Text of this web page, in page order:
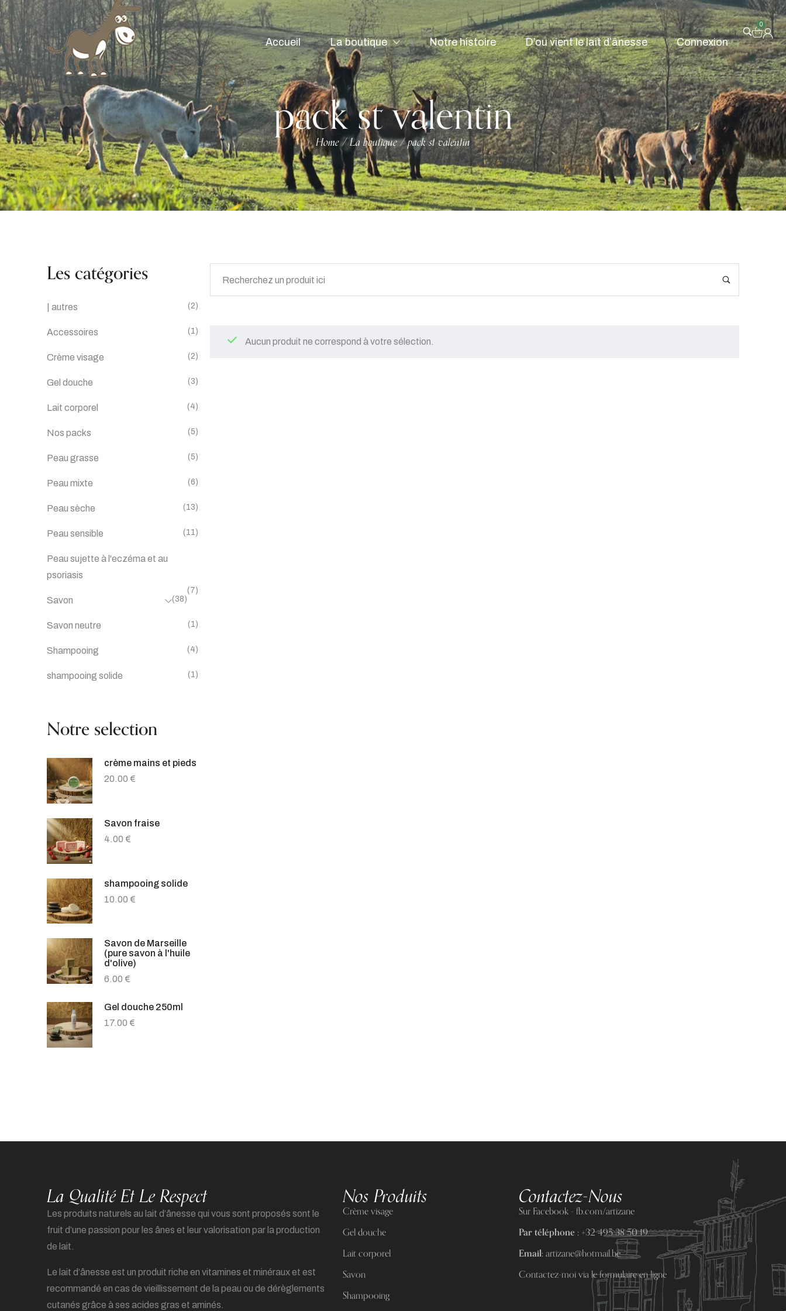
Accueil La boutique Notre histoire D’ou vient le lait d’ânesse Connexion
0
pack st valentin
Home/La boutique/pack st valentin
Les catégories
| autres (2)
Accessoires (1)
Crème visage (2)
Gel douche (3)
Lait corporel (4)
Nos packs (5)
Peau grasse (5)
Peau mixte (6)
Peau sèche (13)
Peau sensible (11)
Peau sujette à l'eczéma et au
psoriasis
(7)
Savon (38)
Savon neutre (1)
Shampooing (4)
shampooing solide (1)
Notre selection
crème mains et pieds
20.00 €
Savon fraise
4.00 €
shampooing solide
10.00 €
Savon de Marseille
(pure savon à l'huile
d'olive)
6.00 €
Gel douche 250ml
17.00 €
Aucun produit ne correspond à votre sélection.
La Qualité Et Le Respect
Les produits naturels au lait d’ânesse qui vous sont proposés sont le
fruit d’une passion pour les ânes et leur valorisation par la production
de lait.
Le lait d’ânesse est un produit riche en vitamines et minéraux et est
recommandé en cas de vieillissement de la peau ou de dérèglements
cutanés grâce à ses acides gras et aminés.
Nos Produits
Crème visage
Gel douche
Lait corporel
Savon
Shampooing
Contactez-Nous
Sur Facebook - fb.com/artizane
Par téléphone :+32 495 38 50 19
Email:artizane@hotmail.be
Contactez-moi via le formulaire en ligne